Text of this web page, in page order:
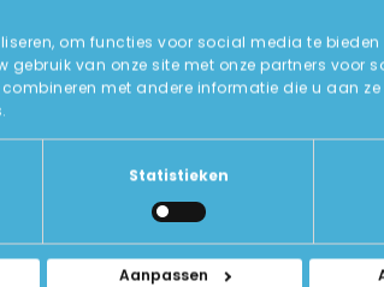
om functies voor social media te bieden
gebruik van onze site met onze partners voor
met andere informatie die u aan ze
Statistieken
Aanpassen
INFORMATIE
Over Ons
U-Pas
Contact Met Ons Opnemen